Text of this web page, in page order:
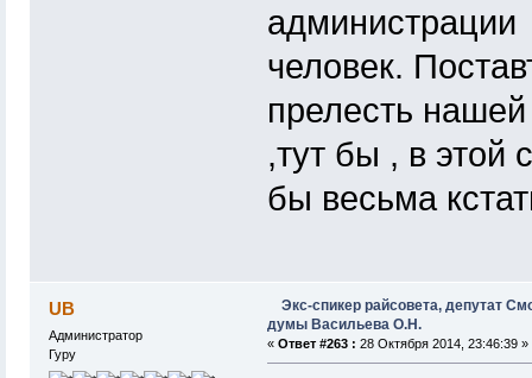
человек.
прелесть
,тут бы , в этой
бы весьма
UB
Администратор
Гуру
Экс-спикер райсовета, депутат
думы Васильева О.Н.
« Ответ #263 : 28 Октября 2014, 23:46:39 »